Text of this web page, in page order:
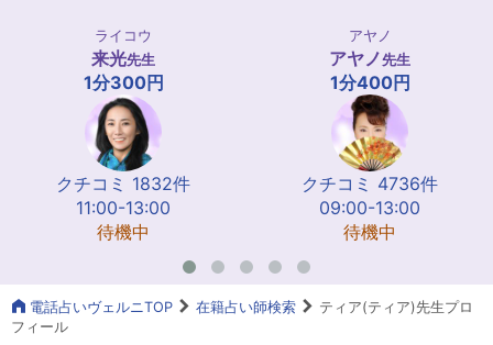
ライコウ
来光先生
1分300円
クチコミ 1832件
11:00-13:00
待機中
アヤノ
アヤノ先生
1分400円
クチコミ 4736件
09:00-13:00
待機中
電話占いヴェルニTOP 在籍占い師検索
ティア(ティア)先生プロ
フィール